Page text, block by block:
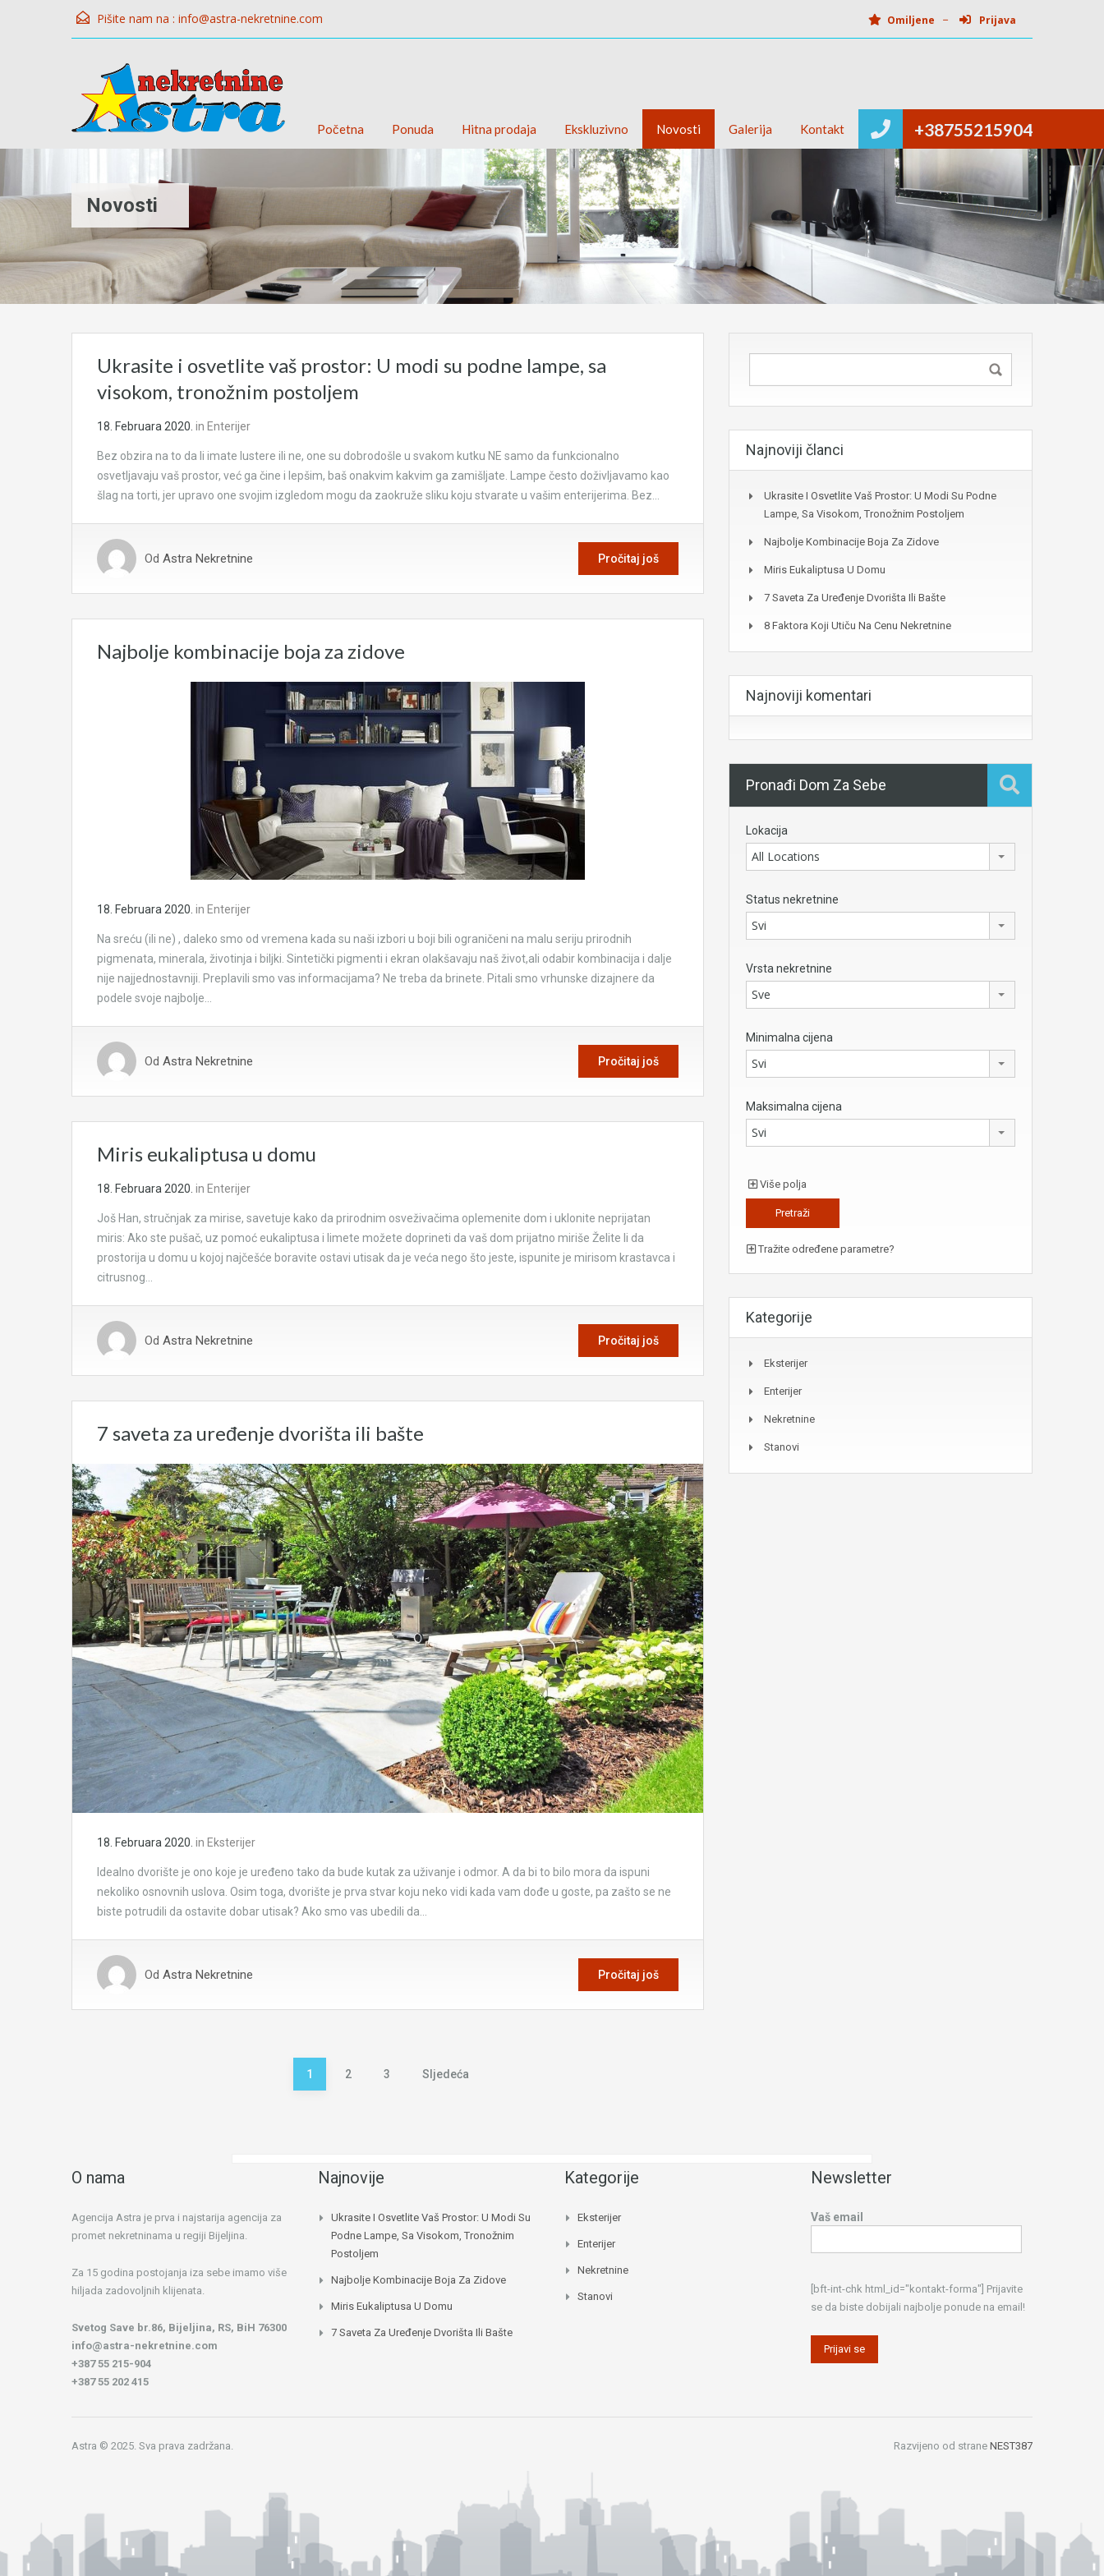
Pišite nam na : info@astra-nekretnine.com Omiljene Prijava
+38755215904
Početna Ponuda Hitna prodaja Ekskluzivno Novosti Galerija Kontakt
Novosti
Ukrasite i osvetlite vaš prostor: U modi su podne lampe, sa
visokom, tronožnim postoljem
18. Februara 2020. in Enterijer
Bez obzira na to da li imate lustere ili ne, one su dobrodošle u svakom kutku NE samo da funkcionalno
osvetljavaju vaš prostor, već ga čine i lepšim, baš onakvim kakvim ga zamišljate. Lampe često doživljavamo kao
šlag na torti, jer upravo one svojim izgledom mogu da zaokruže sliku koju stvarate u vašim enterijerima. Bez…
Od Astra Nekretnine Pročitaj još
Najbolje kombinacije boja za zidove
18. Februara 2020. in Enterijer
Na sreću (ili ne) , daleko smo od vremena kada su naši izbori u boji bili ograničeni na malu seriju prirodnih
pigmenata, minerala, životinja i biljki. Sintetički pigmenti i ekran olakšavaju naš život,ali odabir kombinacija i dalje
nije najjednostavniji. Preplavili smo vas informacijama? Ne treba da brinete. Pitali smo vrhunske dizajnere da
podele svoje najbolje…
Od Astra Nekretnine Pročitaj još
Miris eukaliptusa u domu
18. Februara 2020. in Enterijer
Još Han, stručnjak za mirise, savetuje kako da prirodnim osveživačima oplemenite dom i uklonite neprijatan
miris: Ako ste pušač, uz pomoć eukaliptusa i limete možete doprineti da vaš dom prijatno miriše Želite li da
prostorija u domu u kojoj najčešće boravite ostavi utisak da je veća nego što jeste, ispunite je mirisom krastavca i
citrusnog…
Od Astra Nekretnine Pročitaj još
7 saveta za uređenje dvorišta ili bašte
18. Februara 2020. in Eksterijer
Idealno dvorište je ono koje je uređeno tako da bude kutak za uživanje i odmor. A da bi to bilo mora da ispuni
nekoliko osnovnih uslova. Osim toga, dvorište je prva stvar koju neko vidi kada vam dođe u goste, pa zašto se ne
biste potrudili da ostavite dobar utisak? Ako smo vas ubedili da…
Od Astra Nekretnine Pročitaj još
1 2 3 Sljedeća
Najnoviji članci
Ukrasite I Osvetlite Vaš Prostor: U Modi Su Podne
Lampe, Sa Visokom, Tronožnim Postoljem
Najbolje Kombinacije Boja Za Zidove
Miris Eukaliptusa U Domu
7 Saveta Za Uređenje Dvorišta Ili Bašte
8 Faktora Koji Utiču Na Cenu Nekretnine
Najnoviji komentari
Pronađi Dom Za Sebe
Lokacija
All Locations
Status nekretnine
Svi
Vrsta nekretnine
Sve
Minimalna cijena
Svi
Maksimalna cijena
Svi
Više polja
Tražite određene parametre?
Kategorije
Eksterijer
Enterijer
Nekretnine
Stanovi
O nama
Agencija Astra je prva i najstarija agencija za
promet nekretninama u regiji Bijeljina.
Za 15 godina postojanja iza sebe imamo više
hiljada zadovoljnih klijenata.
Svetog Save br.86, Bijeljina, RS, BiH 76300
info@astra-nekretnine.com
+387 55 215-904
+387 55 202 415
Najnovije
Ukrasite I Osvetlite Vaš Prostor: U Modi Su
Podne Lampe, Sa Visokom, Tronožnim
Postoljem
Najbolje Kombinacije Boja Za Zidove
Miris Eukaliptusa U Domu
7 Saveta Za Uređenje Dvorišta Ili Bašte
Kategorije
Eksterijer
Enterijer
Nekretnine
Stanovi
Newsletter
Vaš email
[bft-int-chk html_id="kontakt-forma"] Prijavite
se da biste dobijali najbolje ponude na email!
Astra © 2025. Sva prava zadržana. Razvijeno od strane NEST387